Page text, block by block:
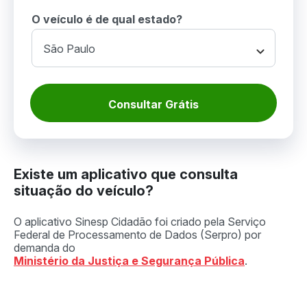
O veículo é de qual estado?
Consultar Grátis
Existe um aplicativo que consulta
situação do veículo?
O aplicativo Sinesp Cidadão foi criado pela Serviço
Federal de Processamento de Dados (Serpro) por
demanda do
Ministério da Justiça e Segurança Pública.